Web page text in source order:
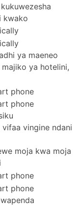
kwako
ya maeneo
ya hotelini,
vingine ndani
moja kwa moja